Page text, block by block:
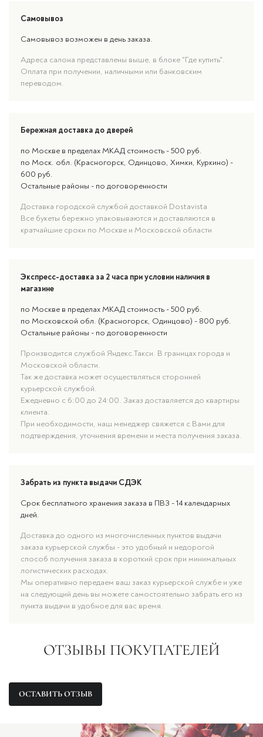
Самовывоз
Самовывоз возможен в день заказа.
Адреса салона представлены выше, в блоке "Где купить".
Оплата при получении, наличными или банковским
переводом.
Бережная доставка до дверей
по Москве в пределах МКАД стоимость - 500 руб.
по Моск. обл. (Красногорск, Одинцово, Химки, Куркино) -
600 руб.
Остальные районы - по договоренности
Доставка городской службой доставкой Dostavista
Все букеты бережно упаковываются и доставляются в
кратчайшие сроки по Москве и Московской области
Экспресс-доставка за 2 часа при условии наличия в
магазине
по Москве в пределах МКАД стоимость - 500 руб.
по Московской обл. (Красногорск, Одинцово) - 800 руб.
Остальные районы - по договоренности
Производится службой Яндекс.Такси. В границах города и
Московской области.
Так же доставка может осуществляться сторонней
курьерской службой.
Ежедневно с 6:00 до 24:00. Заказ доставляется до квартиры
клиента.
При необходимости, наш менеджер свяжется с Вами для
подтверждения, уточнения времени и места получения заказа.
Забрать из пункта выдачи СДЭК
Срок бесплатного хранения заказа в ПВЗ - 14 календарных
дней.
Доставка до одного из многочисленных пунктов выдачи
заказа курьерской службы - это удобный и недорогой
способ получения заказа в короткий срок при минимальных
логистических расходах.
Мы оперативно передаем ваш заказ курьерской службе и уже
на следующий день вы можете самостоятельно забрать его из
пункта выдачи в удобное для вас время.
ОТЗЫВЫ ПОКУПАТЕЛЕЙ
ОСТАВИТЬ ОТЗЫВ